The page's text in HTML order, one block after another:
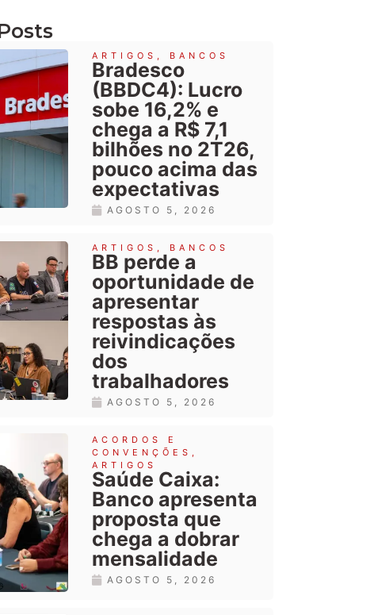
ARTIGOS BANCOS
Bradesco
(BBDC4): Lucro
sobe 16,2% e
chega a R$ 7,1
bilhões no 2T26,
pouco acima das
expectativas
AGOSTO 5, 2026
ARTIGOS BANCOS
BB perde a
oportunidade de
apresentar
respostas às
reivindicações
dos
trabalhadores
AGOSTO 5, 2026
ACORDOS E
CONVENÇÕES
ARTIGOS
Saúde Caixa:
Banco apresenta
proposta que
chega a dobrar
mensalidade
AGOSTO 5, 2026